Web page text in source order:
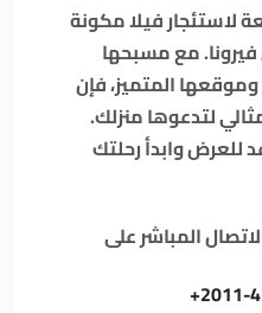
لاستئجار فيلا مكونة
فيرونا. مع مسبحها
المتميز، فإن
لتدعوها منزلك.
للعرض وابدأ رحلتك
المباشر على
+2011-